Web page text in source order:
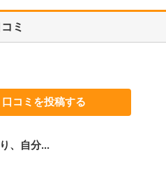
ミ
口コミを投稿する
、自分...